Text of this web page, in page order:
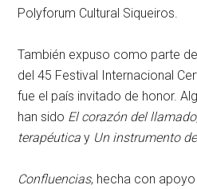
Polyforum Cultural Siqueiros.
También expuso como parte
del 45 Festival Internacional
fue el país invitado de honor.
han sido El corazón del
terapéuticay Un instrumento
Confluencias, hecha con